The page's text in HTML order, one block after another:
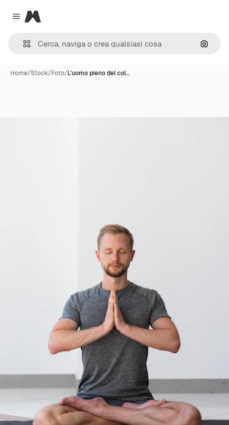
Close menu
Magnific
Cerca
Home/Stock/Foto/L'uomo pieno del col…